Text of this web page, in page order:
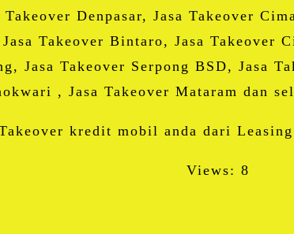
Denpasar, Jasa Takeover
Takeover Bintaro, Jasa Takeover
Jasa Takeover Serpong BSD, Jasa
, Jasa Takeover Mataram dan
kredit mobil anda dari
Views: 8